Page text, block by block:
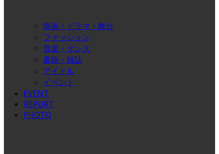
映画・ドラマ・舞台
ファッション
音楽・ダンス
書籍・雑誌
アイドル
イベント
EVENT
REPORT
PHOTO